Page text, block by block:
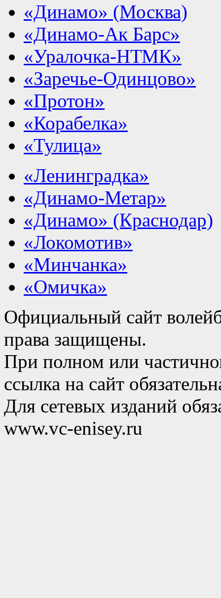
«Динамо» (Москва)
«Динамо-Ак Барс»
«Уралочка-НТМК»
«Заречье-Одинцово»
«Протон»
«Корабелка»
«Тулица»
«Ленинградка»
«Динамо-Метар»
«Динамо» (Краснодар)
«Локомотив»
«Минчанка»
«Омичка»
Официальный сайт
права защищены.
При полном или
ссылка на сайт
Для сетевых изданий
www.vc-enisey.ru